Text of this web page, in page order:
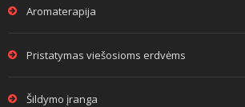
Aromaterapija
Pristatymas viešosioms erdvėms
Šildymo įranga